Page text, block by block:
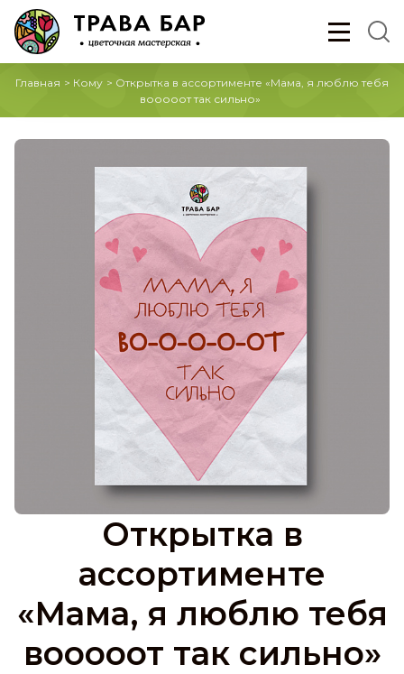
Главная > Кому > Открытка в ассортименте «Мама, я люблю тебя
вооооот так сильно»
Открытка в
ассортименте
«Мама, я люблю тебя
вооооот так сильно»